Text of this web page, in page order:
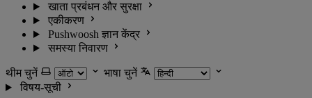
खाता प्रबंधन और सुरक्षा
एकीकरण
Pushwoosh ज्ञान केंद्र
समस्या निवारण
थीम चुनें
भाषा चुनें
विषय-सूची